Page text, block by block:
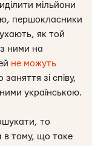
мільйони
першокласники
як той
ними на
не можуть
зі співу,
українською.
то
в тому, що таке